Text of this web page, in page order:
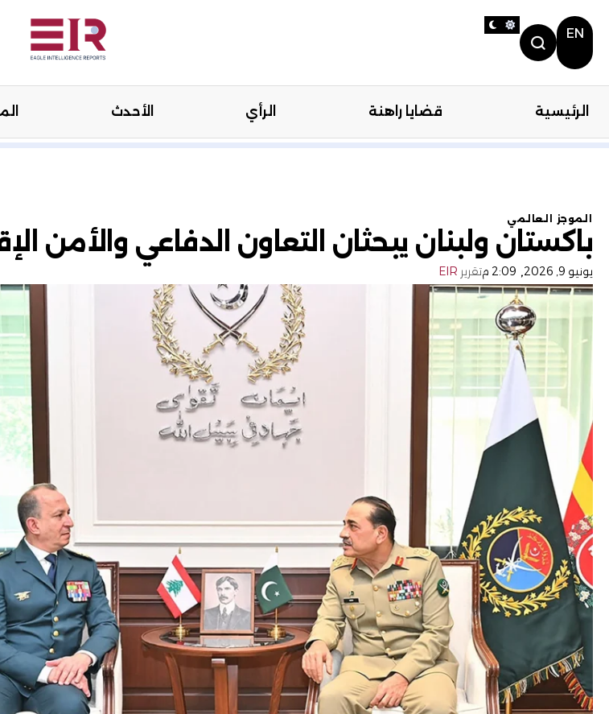
EN
الرئيسية قضايا راهنة الرأي الأحدث الرئيسية قضايا راهنة الرأي
الموجز العالمي
باكستان ولبنان يبحثان التعاون الدفاعي والأمن
يونيو 9, 2026 , 2:09 م تقرير EIR